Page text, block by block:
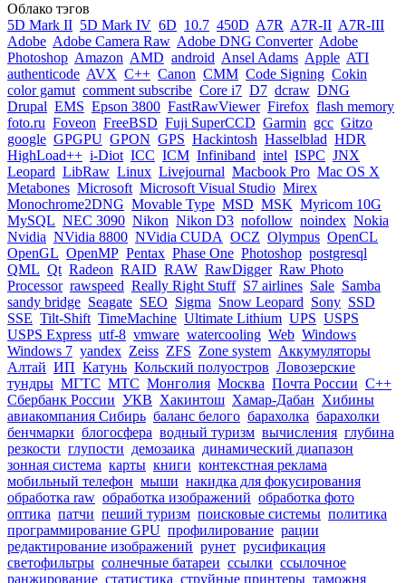
Облако тэгов
5D Mark II 5D Mark IV 6D 10.7 450D A7R A7R-II A7R-III
Adobe Adobe Camera Raw Adobe DNG Converter Adobe
Photoshop Amazon AMD android Ansel Adams Apple ATI
authenticode AVX C++ Canon CMM Code Signing Cokin
color gamut comment subscribe Core i7 D7 dcraw DNG
Drupal EMS Epson 3800 FastRawViewer Firefox flash memory
foto.ru Foveon FreeBSD Fuji SuperCCD Garmin gcc Gitzo
google GPGPU GPON GPS Hackintosh Hasselblad HDR
HighLoad++ i-Diot ICC ICM Infiniband intel ISPC JNX
Leopard LibRaw Linux Livejournal Macbook Pro Mac OS X
Metabones Microsoft Microsoft Visual Studio Mirex
Monochrome2DNG Movable Type MSD MSK Myricom 10G
MySQL NEC 3090 Nikon Nikon D3 nofollow noindex Nokia
Nvidia NVidia 8800 NVidia CUDA OCZ Olympus OpenCL
OpenGL OpenMP Pentax Phase One Photoshop postgresql
QML Qt Radeon RAID RAW RawDigger Raw Photo
Processor rawspeed Really Right Stuff S7 airlines Sale Samba
sandy bridge Seagate SEO Sigma Snow Leopard Sony SSD
SSE Tilt-Shift TimeMachine Ultimate Lithium UPS USPS
USPS Express utf-8 vmware watercooling Web Windows
Windows 7 yandex Zeiss ZFS Zone system Аккумуляторы
Алтай ИП Катунь Кольский полуостров Ловозерские
тундры МГТС МТС Монголия Москва Почта России С++
Сбербанк России УКВ Хакинтош Хамар-Дабан Хибины
авиакомпания Сибирь баланс белого барахолка барахолки
бенчмарки блогосфера водный туризм вычисления глубина
резкости глупости демозаика динамический диапазон
зонная система карты книги контекстная реклама
мобильный телефон мыши накидка для фокусирования
обработка raw обработка изображений обработка фото
оптика патчи пеший туризм поисковые системы политика
программирование GPU профилирование рации
редактирование изображений рунет русификация
светофильтры солнечные батареи ссылки ссылочное
ранжирование статистика струйные принтеры таможня